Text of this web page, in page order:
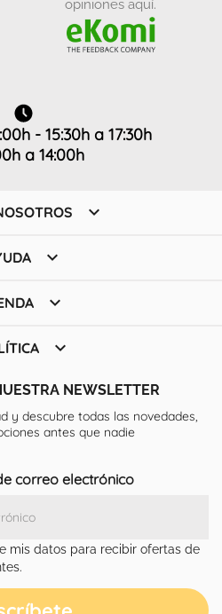
- 15:30h a 17:30h
a 14:00h




NEWSLETTER
y descubre todas las novedades,
antes que nadie
correo electrónico
mis datos para recibir ofertas de